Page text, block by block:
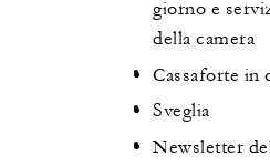
giorno e
della camera
Cassaforte in
Sveglia
Newsletter